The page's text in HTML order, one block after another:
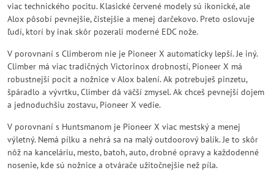
viac technického pocitu. Klasické červené modely sú ikonické, ale
Alox pôsobí pevnejšie, čistejšie a menej darčekovo. Preto oslovuje
ľudí, ktorí by inak skôr pozerali moderné EDC nože.
V porovnaní s Climberom nie je Pioneer X automaticky lepší. Je iný.
Climber má viac tradičných Victorinox drobností, Pioneer X má
robustnejší pocit a nožnice v Alox balení. Ak potrebuješ pinzetu,
špáradlo a vývrtku, Climber dá väčší zmysel. Ak chceš pevnejší dojem
a jednoduchšiu zostavu, Pioneer X vedie.
V porovnaní s Huntsmanom je Pioneer X viac mestský a menej
výletný. Nemá pílku a nehrá sa na malý outdoorový balík. Je to skôr
nôž na kanceláriu, mesto, batoh, auto, drobné opravy a každodenné
nosenie, kde sú nožnice a otvárače užitočnejšie než píla.